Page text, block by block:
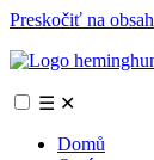
Preskočiť na obsah
☰ ✕
Domů